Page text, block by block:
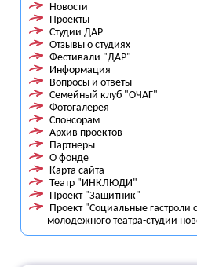
Новости
Проекты
Студии ДАР
Отзывы о студиях
Фестивали "ДАР"
Информация
Вопросы и ответы
Семейный клуб "ОЧАГ"
Фотогалерея
Спонсорам
Архив проектов
Партнеры
О фонде
Карта сайта
Театр "ИНКЛЮДИ"
Проект "Защитник"
Проект "Социальные гастроли
молодежного театра-студии